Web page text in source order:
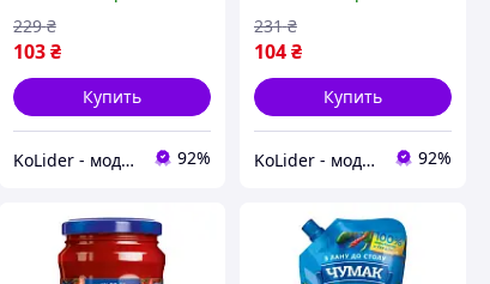
103 ₴
229 ₴
Купить
KoLider - модный магазин 92%
104₴
231 ₴
Купить
KoLider - модный магазин 92%